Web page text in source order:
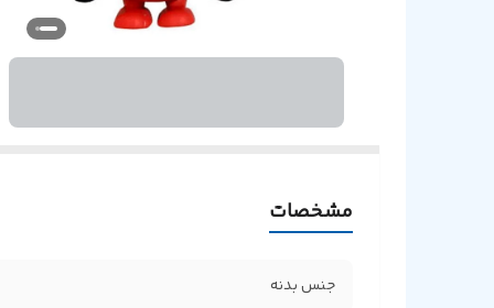
مشخصات
جنس بدنه